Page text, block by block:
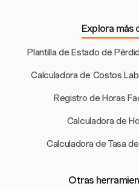
Explora más
Plantilla de Estado de
Calculadora de Costos
Registro de Horas
Calculadora de
Calculadora de Tasa
Otras